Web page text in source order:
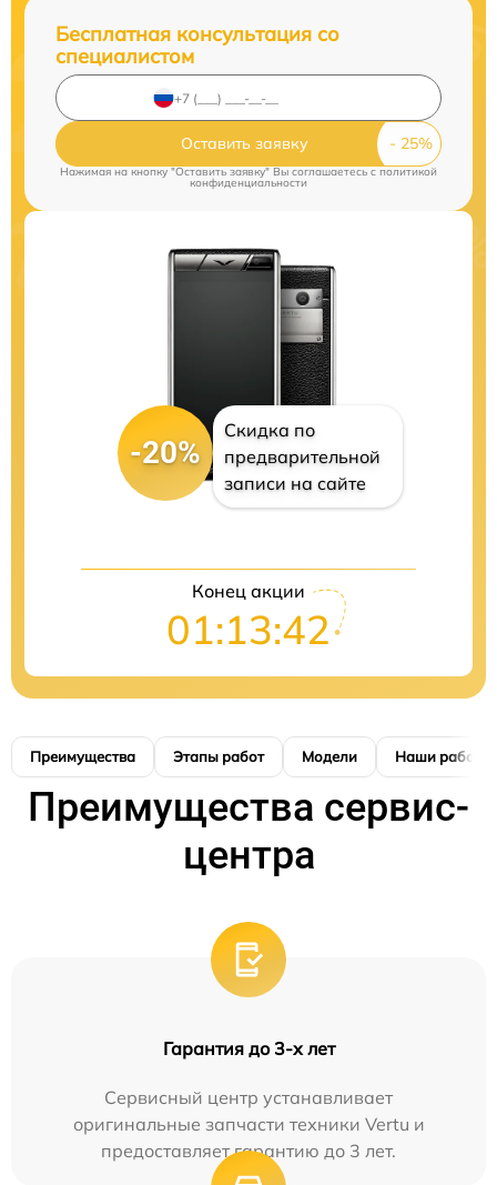
Бесплатная консультация со
специалистом
Оставить заявку
Нажимая на кнопку "Оставить заявку" Вы соглашаетесь cполитикой
конфиденциальности
-20%
Скидка по
предварительной
записи на сайте
Конец акции
01:13:41
Преимущества Этапы работ Модели Наши работы
Преимущества сервис-
центра
Гарантия до 3-х лет
Сервисный центр устанавливает
оригинальные запчасти техники Vertu и
предоставляет гарантию до 3 лет.